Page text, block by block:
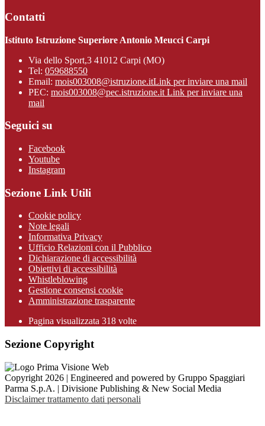
Contatti
Istituto Istruzione Superiore Antonio Meucci Carpi
Via dello Sport,3 41012 Carpi (MO)
Tel: 059688550
Email: mois003008@istruzione.itLink per inviare una mail
PEC: mois003008@pec.istruzione.it Link per inviare una
mail
Seguici su
Facebook
Youtube
Instagram
Sezione Link Utili
Cookie policy
Note legali
Informativa Privacy
Ufficio Relazioni con il Pubblico
Dichiarazione di accessibilità
Obiettivi di accessibilità
Whistleblowing
Gestione consensi cookie
Amministrazione trasparente
Pagina visualizzata 318 volte
Sezione Copyright
Copyright 2026 | Engineered and powered by Gruppo Spaggiari
Parma S.p.A. | Divisione Publishing & New Social Media
Disclaimer trattamento dati personali